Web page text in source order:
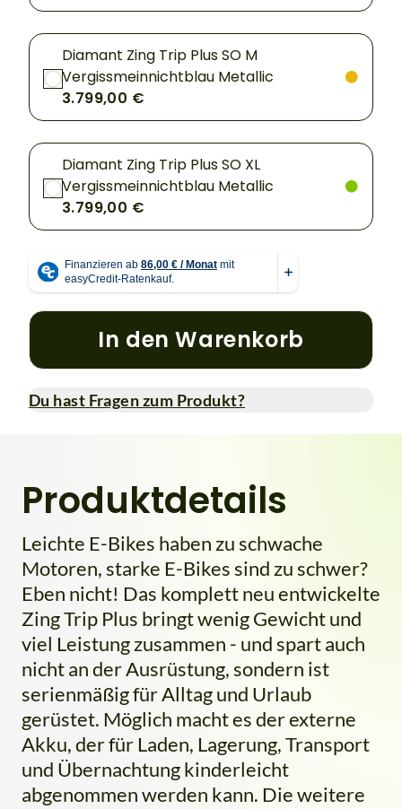
Diamant Zing Trip Plus SO M
Vergissmeinnichtblau Metallic
3.799,00 €
Diamant Zing Trip Plus SO XL
Vergissmeinnichtblau Metallic
3.799,00 €
In den Warenkorb
Du hast Fragen zum Produkt?
Produktdetails
Leichte E-Bikes haben zu schwache
Motoren, starke E-Bikes sind zu schwer?
Eben nicht! Das komplett neu entwickelte
Zing Trip Plus bringt wenig Gewicht und
viel Leistung zusammen - und spart auch
nicht an der Ausrüstung, sondern ist
serienmäßig für Alltag und Urlaub
gerüstet. Möglich macht es der externe
Akku, der für Laden, Lagerung, Transport
und Übernachtung kinderleicht
abgenommen werden kann. Die weitere